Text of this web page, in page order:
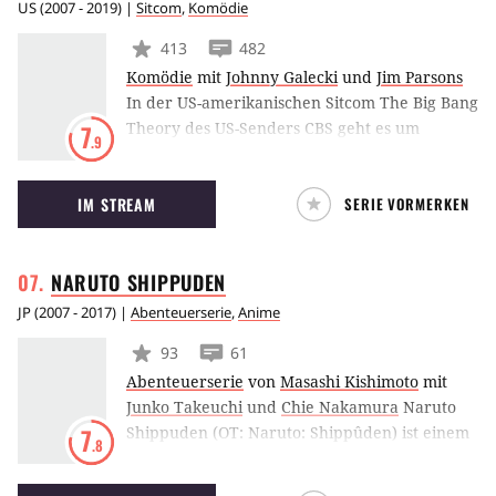
US(2007 - 2019) | Sitcom, Komödie
7.9
413
482
Komödie mit Johnny Galeckiund Jim Parsons
In der US-amerikanischen Sitcom The Big Bang
Theory des US-Senders CBS geht es um
Physiker, die sich lieber mit Elementarteilchen
als mit dem anderen Geschlecht befassen.
Daher ist es auch kein Problem, dass die
Wohngemeinschaft zusammenleben. Als
gegenüber die hübsche, blonde Penny
IM STREAM SERIE VORMERKEN
NARUTO SHIPPUDEN
JP(2007 - 2017) | Abenteuerserie,Anime
7.8
93
61
Abenteuerserie von Masashi Kishimoto mit
Junko Takeuchi und Chie Nakamura Naruto
Shippuden (OT: Naruto: Shippûden) ist einem
gleichnamigen Manga-Reihe basiert und die